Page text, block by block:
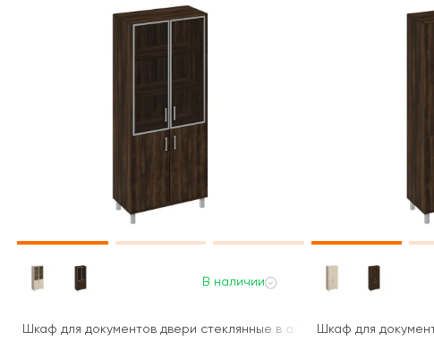
В наличии
Шкаф для документов двери стеклянные в алюминиевой рамке
Шкаф для